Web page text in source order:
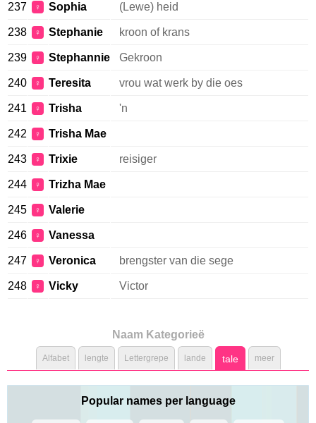
237 ♀ Sophia (Lewe) heid
238 ♀ Stephanie kroon of krans
239 ♀ Stephannie Gekroon
240 ♀ Teresita vrou wat werk by die oes
241 ♀ Trisha 'n
242 ♀ Trisha Mae
243 ♀ Trixie reisiger
244 ♀ Trizha Mae
245 ♀ Valerie
246 ♀ Vanessa
247 ♀ Veronica brengster van die sege
248 ♀ Vicky Victor
Naam Kategorieë
Alfabet lengte Lettergrepe lande tale meer
Popular names per language